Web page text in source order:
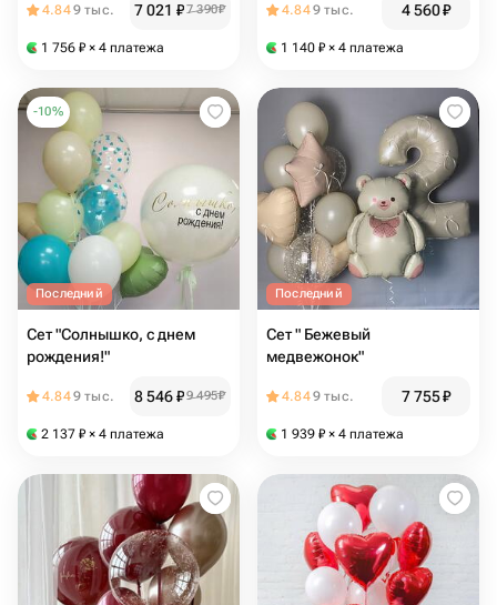
4.849 тыс. 7 021 ₽7 390₽
1 756 ₽ × 4 платежа
4.849 тыс. 4 560₽
1 140 ₽ × 4 платежа
-10%
Последний
Сет "Солнышко, с днем
рождения!"
4.849 тыс. 8 546₽9 495₽
2 137 ₽ × 4 платежа
Последний
Сет " Бежевый
медвежонок"
4.849 тыс. 7 755₽
1 939 ₽ × 4 платежа